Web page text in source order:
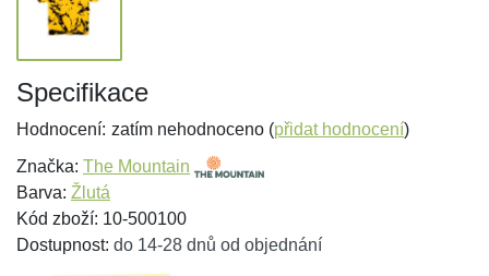
Specifikace
Hodnocení: zatím nehodnoceno (přidat hodnocení)
Značka: The Mountain
Barva: Žlutá
Kód zboží: 10-500100
Dostupnost: do 14-28 dnů od objednání